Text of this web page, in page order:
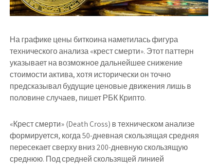
На графике цены биткоина наметилась фигура
технического анализа «крест смерти». Этот паттерн
указывает на возможное дальнейшее снижение
стоимости актива, хотя исторически он точно
предсказывал будущие ценовые движения лишь в
половине случаев, пишет РБК Крипто.
«Крест смерти» (Death Cross) в техническом анализе
формируется, когда 50-дневная скользящая средняя
пересекает сверху вниз 200-дневную скользящую
среднюю. Под средней скользящей линией